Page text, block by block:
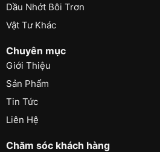
Dầu Nhớt Bôi Trơn
Vật Tư Khác
Chuyên mục
Giới Thiệu
Sản Phẩm
Tin Tức
Liên Hệ
Chăm sóc khách hàng